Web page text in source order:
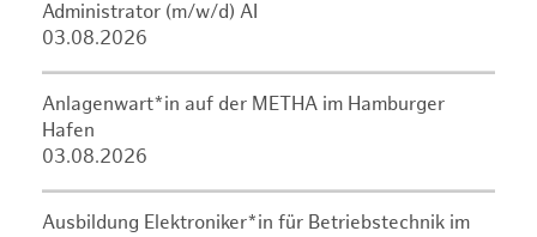
Administrator (m/w/d) AI
03.08.2026
Anlagenwart*in auf der METHA im Hamburger
Hafen
03.08.2026
Ausbildung Elektroniker*in für Betriebstechnik im